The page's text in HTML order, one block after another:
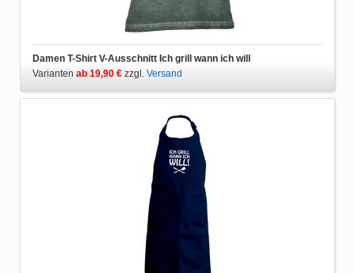
Damen T-Shirt V-Ausschnitt Ich grill wann ich will
Varianten ab 19,90 € zzgl. Versand